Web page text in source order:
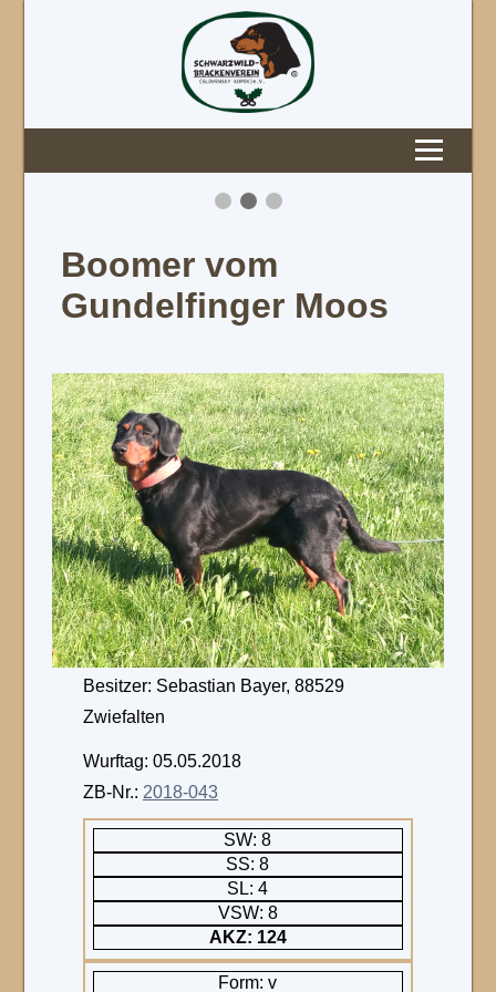
Boomer vom
Gundelfinger Moos
Besitzer: Sebastian Bayer, 88529
Zwiefalten
Wurftag: 05.05.2018
ZB-Nr.: 2018-043
SW: 8
SS: 8
SL: 4
VSW: 8
AKZ: 124
Form: v